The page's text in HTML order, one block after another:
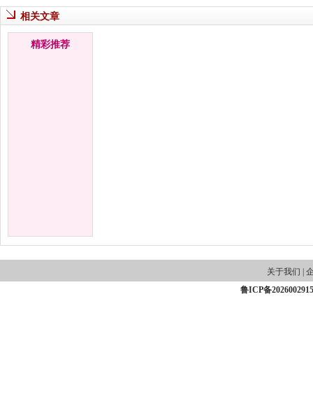
相关文章
精彩推荐
关于我们
鲁ICP备